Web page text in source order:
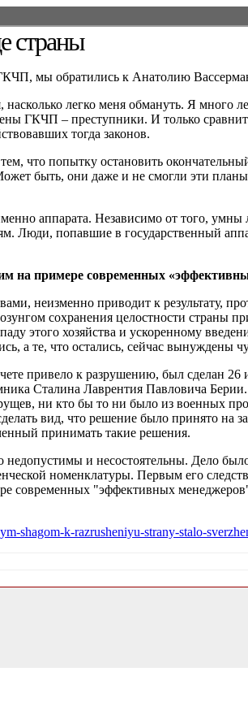
страны
мы обратились к Анатолию
легко меня обмануть. Я много
ГКЧП – преступники. И только
тогда законов.
что попытку остановить
быть, они даже и не смогли эти
аппарата. Независимо от того, умны
Люди, попавшие в государственный
на примере современных
неизменно приводит к результату,
сохранения целостности страны
этого хозяйства и ускоренному
а те, что остались, сейчас вынуждены
привело к разрушению, был сделан
Сталина Лаврентия Павловича
ни кто бы то ни было из военных
вид, что решение было принято на
принимать такие решения.
и несостоятельны. Дело
номенклатуры. Первым его
современных "эффективных
shagom-k-razrusheniyu-strany-stalo-